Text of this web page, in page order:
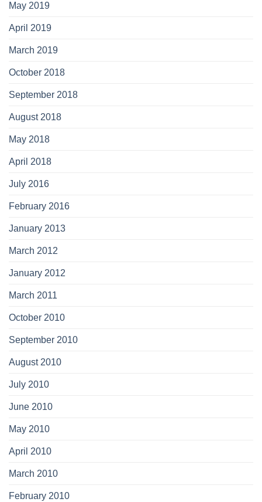
May 2019
April 2019
March 2019
October 2018
September 2018
August 2018
May 2018
April 2018
July 2016
February 2016
January 2013
March 2012
January 2012
March 2011
October 2010
September 2010
August 2010
July 2010
June 2010
May 2010
April 2010
March 2010
February 2010